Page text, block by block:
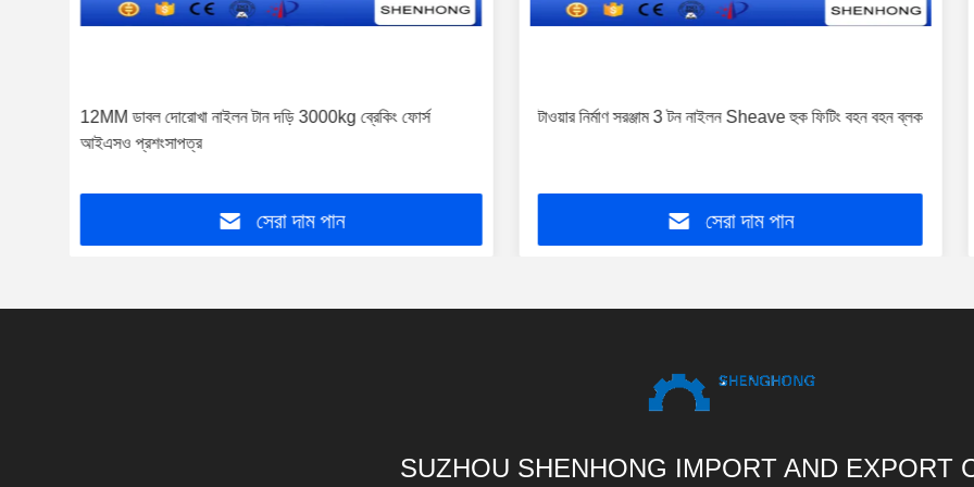
12MM ডাবল দোরোখা নাইলন টান দড়ি 3000kg ব্রেকিং ফোর্স
আইএসও প্রশংসাপত্র
সেরা দাম পান
টাওয়ার নির্মাণ সরঞ্জাম 3 টন নাইলন Sheave হুক ফিটিং বহন বহন ব্লক
সেরা দাম পান
SUZHOU SHENHONG IMPORT AND EXPORT